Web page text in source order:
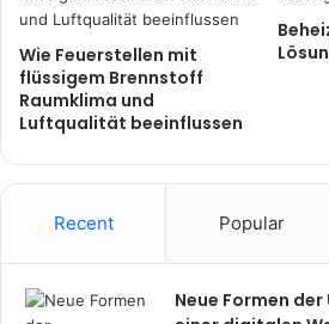
Wie Feuerstellen mit
flüssigem Brennstoff
Raumklima und
Luftqualität beeinflussen
Recent Popular
Neue Formen